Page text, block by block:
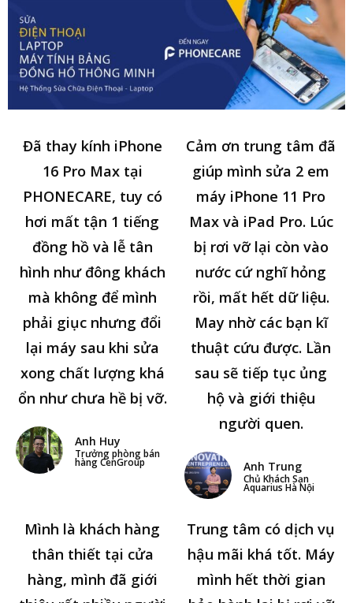
Đã thay kính iPhone
16 Pro Max tại
PHONECARE, tuy có
hơi mất tận 1 tiếng
đồng hồ và lễ tân
hình như đông khách
mà không để mình
phải giục nhưng đổi
lại máy sau khi sửa
xong chất lượng khá
ổn như chưa hề bị vỡ.
Anh Huy
Trưởng phòng bán
hàng CenGroup
Cảm ơn trung tâm đã
giúp mình sửa 2 em
máy iPhone 11 Pro
Max và iPad Pro. Lúc
bị rơi vỡ lại còn vào
nước cứ nghĩ hỏng
rồi, mất hết dữ liệu.
May nhờ các bạn kĩ
thuật cứu được. Lần
sau sẽ tiếp tục ủng
hộ và giới thiệu
người quen.
Anh Trung
Chủ Khách Sạn
Aquarius Hà Nội
Mình là khách hàng
thân thiết tại cửa
hàng, mình đã giới
Trung tâm có dịch vụ
hậu mãi khá tốt. Máy
mình hết thời gian